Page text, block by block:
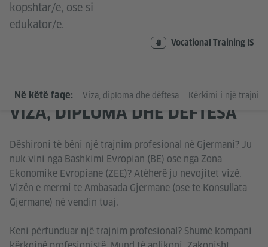
kopshtar/e, ose si
edukator/e.
Vocational Training IS
Në këtë faqe: Viza, diploma dhe dëftesa Kërkimi i një
VIZA, DIPLOMA DHE DËFTESA
Dëshironi të bëni një trajnim profesional në Gjermani? Ju
nuk vini nga Bashkimi Evropian (BE) ose nga Zona
Ekonomike Evropiane (ZEE)? Atëherë ju nevojitet vizë.
Vizën e merrni te Ambasada Gjermane (ose te Konsullata
Gjermane) në vendin tuaj.
Keni përfunduar një trajnim profesional? Shumë kompani